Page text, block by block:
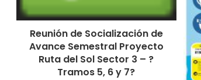
Reunión de Socialización de
Avance Semestral Proyecto
Ruta del Sol Sector 3 – ?
Tramos 5, 6 y 7?